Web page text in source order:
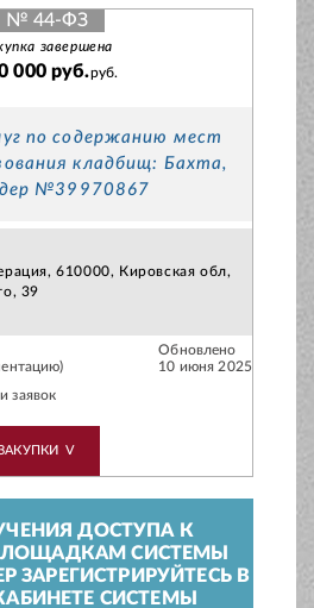
№ 44-ФЗ
завершена
000 руб.руб.
по содержанию мест
кладбищ: Бахта,
№39970867
610000, Кировская обл,
39
Обновлено
10 июня 2025
заявок
V
ДОСТУПА К
СИСТЕМЫ
ЗАРЕГИСТРИРУЙТЕСЬ В
СИСТЕМЫ